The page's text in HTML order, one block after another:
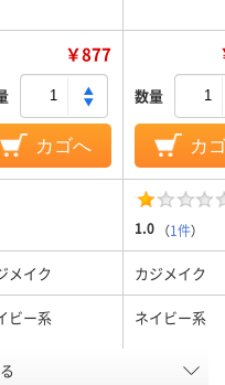
￥877
カゴへ
数量
カ
1.0 （1件）
メイク カジメイク
ビー系 ネイビー系